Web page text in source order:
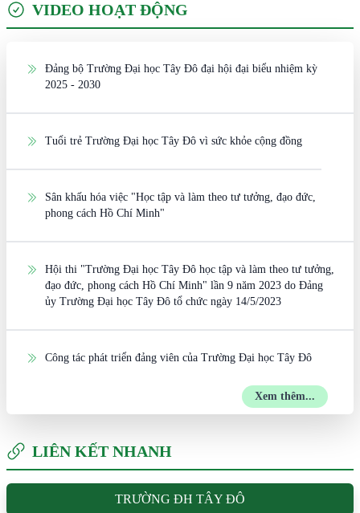
VIDEO HOẠT ĐỘNG
Đảng bộ Trường Đại học Tây Đô đại hội đại biểu nhiệm kỳ
2025 - 2030
Tuổi trẻ Trường Đại học Tây Đô vì sức khỏe cộng đồng
Sân khấu hóa việc "Học tập và làm theo tư tưởng, đạo đức,
phong cách Hồ Chí Minh"
Hội thi "Trường Đại học Tây Đô học tập và làm theo tư tưởng,
đạo đức, phong cách Hồ Chí Minh" lần 9 năm 2023 do Đảng
ủy Trường Đại học Tây Đô tổ chức ngày 14/5/2023
Công tác phát triển đảng viên của Trường Đại học Tây Đô
Xem thêm...
LIÊN KẾT NHANH
TRƯỜNG ĐH TÂY ĐÔ